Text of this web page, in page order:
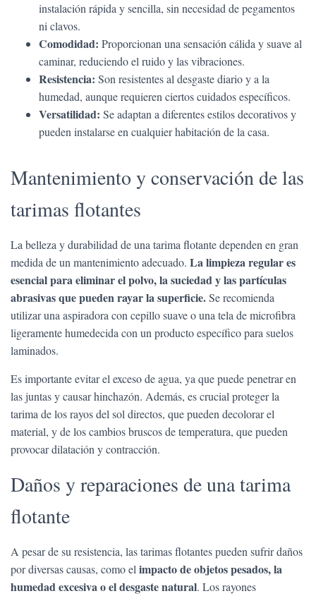
instalación rápida y sencilla, sin necesidad de pegamentos
ni clavos.
Comodidad: Proporcionan una sensación cálida y suave al
caminar, reduciendo el ruido y las vibraciones.
Resistencia: Son resistentes al desgaste diario y a la
humedad, aunque requieren ciertos cuidados específicos.
Versatilidad: Se adaptan a diferentes estilos decorativos y
pueden instalarse en cualquier habitación de la casa.
Mantenimiento y conservación de las
tarimas flotantes
La belleza y durabilidad de una tarima flotante dependen en gran
medida de un mantenimiento adecuado. La limpieza regular es
esencial para eliminar el polvo, la suciedad y las partículas
abrasivas que pueden rayar la superficie.Se recomienda
utilizar una aspiradora con cepillo suave o una tela de microfibra
ligeramente humedecida con un producto específico para suelos
laminados.
Es importante evitar el exceso de agua, ya que puede penetrar en
las juntas y causar hinchazón. Además, es crucial proteger la
tarima de los rayos del sol directos, que pueden decolorar el
material, y de los cambios bruscos de temperatura, que pueden
provocar dilatación y contracción.
Daños y reparaciones de una tarima
flotante
A pesar de su resistencia, las tarimas flotantes pueden sufrir daños
por diversas causas, como el impacto de objetos pesados, la
humedad excesiva o el desgaste natural. Los rayones